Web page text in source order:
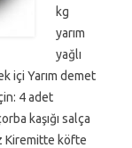
kg
yarım
yağlı
içi Yarım demet
4 adet
kaşığı salça
Kiremitte köfte